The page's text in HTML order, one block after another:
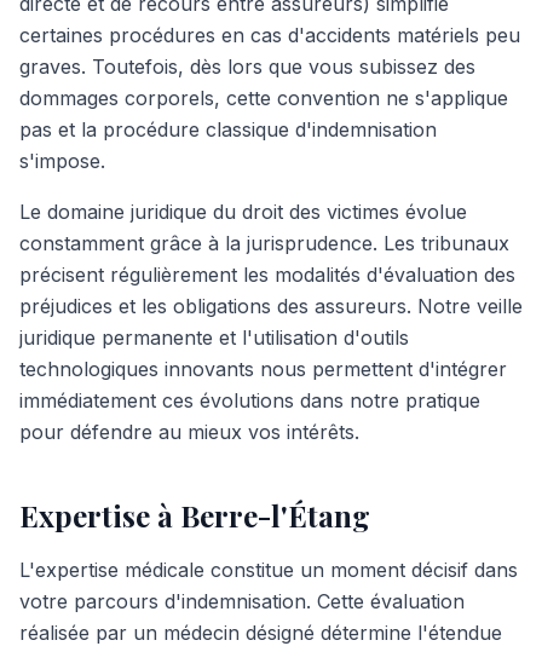
certaines procédures en cas d'accidents matériels peu
graves. Toutefois, dès lors que vous subissez des
dommages corporels, cette convention ne s'applique
pas et la procédure classique d'indemnisation
s'impose.
Le domaine juridique du droit des victimes évolue
constamment grâce à la jurisprudence. Les tribunaux
précisent régulièrement les modalités d'évaluation des
préjudices et les obligations des assureurs. Notre veille
juridique permanente et l'utilisation d'outils
technologiques innovants nous permettent d'intégrer
immédiatement ces évolutions dans notre pratique
pour défendre au mieux vos intérêts.
Expertise à Berre-l'Étang
L'expertise médicale constitue un moment décisif dans
votre parcours d'indemnisation. Cette évaluation
réalisée par un médecin désigné détermine l'étendue